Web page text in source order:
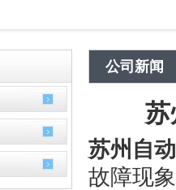
公司新闻
苏
苏州自
故障现